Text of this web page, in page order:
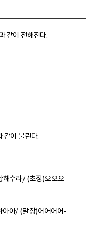
같이 전해진다.
같이 불린다.
해수라/ (초장)오오오
아아/ (말장)어어어어-